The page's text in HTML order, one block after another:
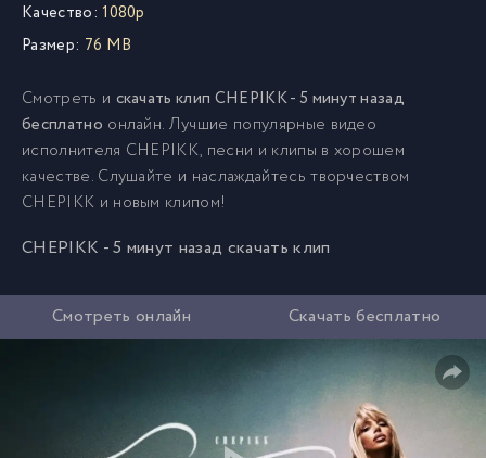
Качество: 1080p
Размер: 76 MB
Смотреть и скачать клип CHEPIKK - 5 минут назад
бесплатно онлайн. Лучшие популярные видео
исполнителя CHEPIKK, песни и клипы в хорошем
качестве. Слушайте и наслаждайтесь творчеством
CHEPIKK и новым клипом!
CHEPIKK - 5 минут назад скачать клип
Смотреть онлайн Скачать бесплатно